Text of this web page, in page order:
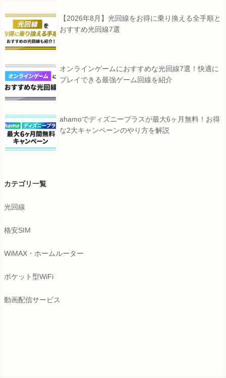
【2026年8月】光回線をお得に乗り換える全手順と
おすすめ光回線7選
オンラインゲームにおすすめな光回線7選！快適に
プレイできる最強ゲーム回線を紹介
ahamoでディズニープラスが最大6ヶ月無料！お得
な2大キャンペーンのやり方を解説
カテゴリ一覧
光回線
格安SIM
WiMAX・ホームルーター
ポケット型WiFi
動画配信サービス